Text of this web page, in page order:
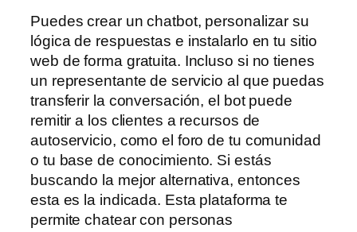
Puedes crear un chatbot, personalizar su
lógica de respuestas e instalarlo en tu sitio
web de forma gratuita. Incluso si no tienes
un representante de servicio al que puedas
transferir la conversación, el bot puede
remitir a los clientes a recursos de
autoservicio, como el foro de tu comunidad
o tu base de conocimiento. Si estás
buscando la mejor alternativa, entonces
esta es la indicada. Esta plataforma te
permite chatear con personas